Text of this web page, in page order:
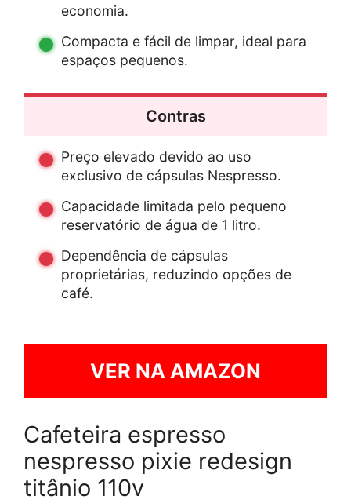
economia.
Compacta e fácil de limpar, ideal para
espaços pequenos.
Contras
Preço elevado devido ao uso
exclusivo de cápsulas Nespresso.
Capacidade limitada pelo pequeno
reservatório de água de 1 litro.
Dependência de cápsulas
proprietárias, reduzindo opções de
café.
VER NA AMAZON
Cafeteira espresso
nespresso pixie redesign
titânio 110v